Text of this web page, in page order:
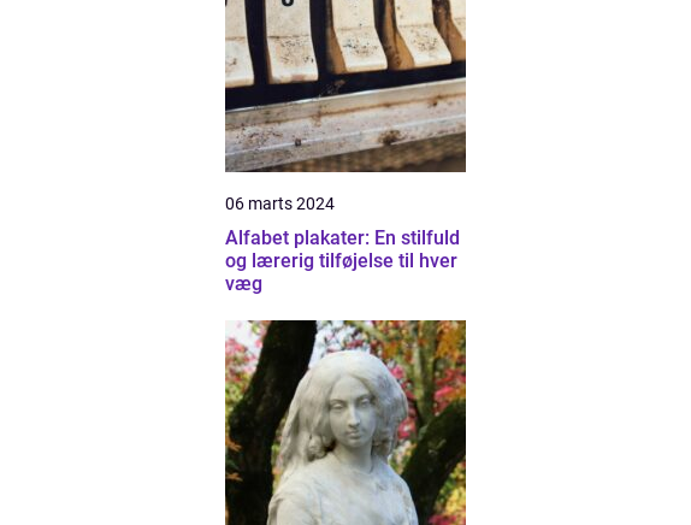
06 marts 2024
Alfabet plakater: En stilfuld
og lærerig tilføjelse til hver
væg